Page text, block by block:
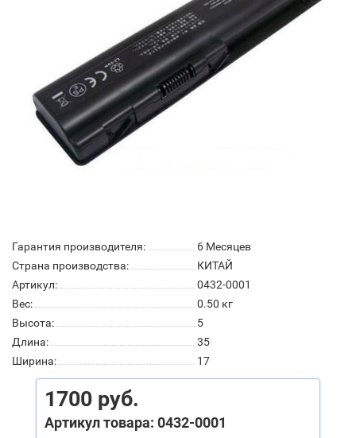
Гарантия производителя:
6 Месяцев
Страна производства:
КИТАЙ
Артикул:
0432-0001
Вес:
0.50 кг
Высота:
5
Длина:
35
Ширина:
17
1700 руб.
Артикул товара: 0432-0001